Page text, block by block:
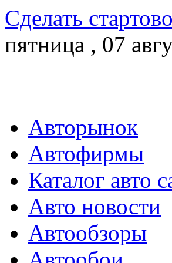
Сделать
пятница , 07
Авторынок
Автофирмы
Каталог авто
Авто новости
Автообзоры